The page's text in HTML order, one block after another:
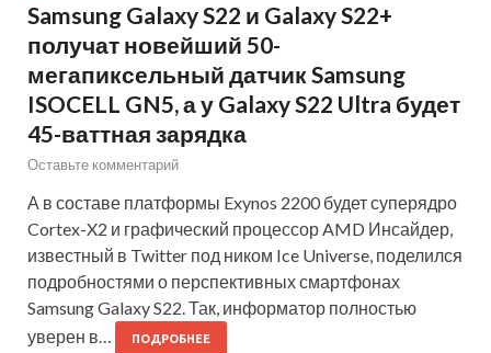
Samsung Galaxy S22 и Galaxy S22+
получат новейший 50-
мегапиксельный датчик Samsung
ISOCELL GN5, а у Galaxy S22 Ultra будет
45-ваттная зарядка
Оставьте комментарий
А в составе платформы Exynos 2200 будет суперядро
Cortex-X2 и графический процессор AMD Инсайдер,
известный в Twitter под ником Ice Universe, поделился
подробностями о перспективных смартфонах
Samsung Galaxy S22. Так, информатор полностью
уверен в…
ПОДРОБНЕЕ